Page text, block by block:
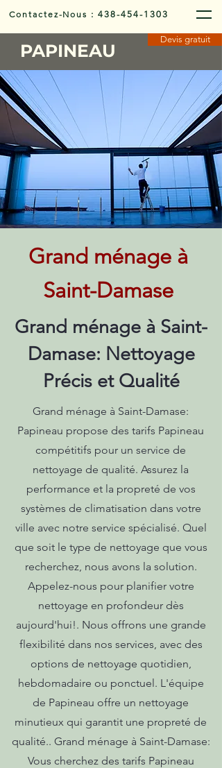
Contactez-Nous :438-454-1303
PAPINEAU
Devis gratuit
Grand ménage à
Saint-Damase
Grand ménage à Saint-
Damase: Nettoyage
Précis et Qualité
Grand ménage à Saint-Damase:
Papineau propose des tarifs Papineau
compétitifs pour un service de
nettoyage de qualité. Assurez la
performance et la propreté de vos
systèmes de climatisation dans votre
ville avec notre service spécialisé. Quel
que soit le type de nettoyage que vous
recherchez, nous avons la solution.
Appelez-nous pour planifier votre
nettoyage en profondeur dès
aujourd'hui!. Nous offrons une grande
flexibilité dans nos services, avec des
options de nettoyage quotidien,
hebdomadaire ou ponctuel. L'équipe
de Papineau offre un nettoyage
minutieux qui garantit une propreté de
qualité.. Grand ménage à Saint-Damase:
Vous cherchez des tarifs Papineau